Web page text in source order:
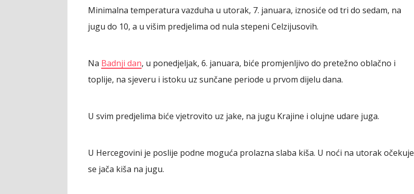
Minimalna temperatura vazduha u utorak, 7. januara, iznosiće od tri do sedam, na
jugu do 10, a u višim predjelima od nula stepeni Celzijusovih.
Na Badnji dan, u ponedjeljak, 6. januara, biće promjenljivo do pretežno oblačno i
toplije, na sjeveru i istoku uz sunčane periode u prvom dijelu dana.
U svim predjelima biće vjetrovito uz jake, na jugu Krajine i olujne udare juga.
U Hercegovini je poslije podne moguća prolazna slaba kiša. U noći na utorak očekuje
se jača kiša na jugu.